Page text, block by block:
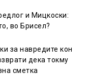
и Мицкоски:
во Брисел?
за навредите кон
дека токму
сметка